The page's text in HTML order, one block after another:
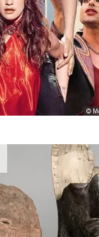
©